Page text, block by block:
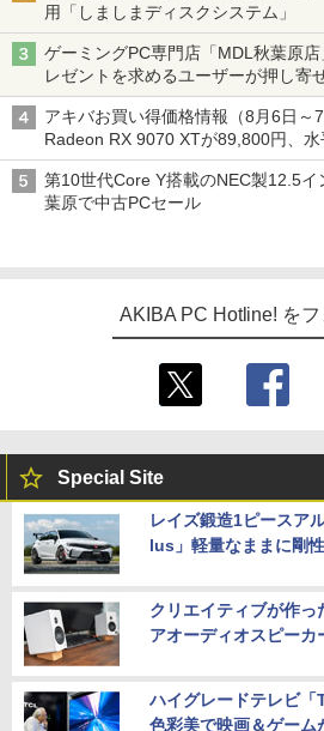
用「しましまディスクシステム」
ゲーミングPC専門店「MDL秋葉原
レゼントを求めるユーザーが押し寄
アキバお買い得価格情報（8月6日～
Radeon RX 9070 XTが89,800円、水
型モニターが9,801円、暑さ指数連
第10世代Core Y搭載のNEC製12.5
葉原で中古PCセール
AKIBA PC Hotline! を
Special Site
レイズ鍛造1ピースア
lus」軽量なままに剛
クリエイティブが作っ
アオーディオスピーカ
ハイグレードテレビ
色彩美で映画＆ゲーム